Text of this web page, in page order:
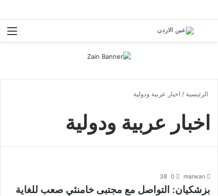
بحث عن
الرئيسية / اخبار عربية ودولية
اخبار عربية ودولية
marwan
0
38
بزشكيان: التواصل مع مجتبى خامنئي صعب للغاية